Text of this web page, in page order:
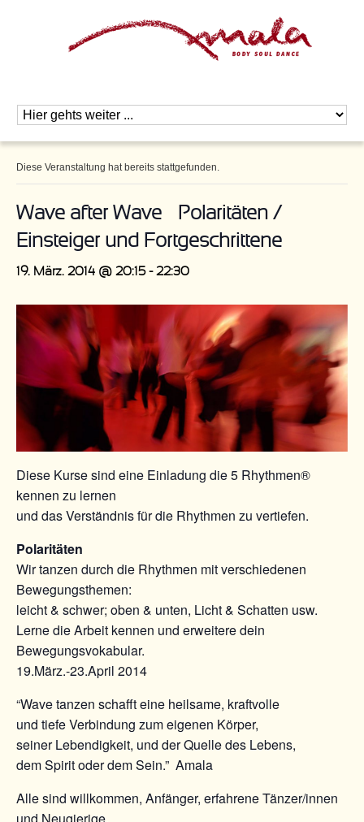
Diese Veranstaltung hat bereits stattgefunden.
Wave after Wave – Polaritäten /
Einsteiger und Fortgeschrittene
19. März. 2014 @ 20:15- 22:30
Diese Kurse sind eine Einladung die 5 Rhythmen®
kennen zu lernen
und das Verständnis für die Rhythmen zu vertiefen.
Polaritäten
Wir tanzen durch die Rhythmen mit verschiedenen
Bewegungsthemen:
leicht & schwer; oben & unten, Licht & Schatten usw.
Lerne die Arbeit kennen und erweitere dein
Bewegungsvokabular.
19.März.-23.April 2014
“Wave tanzen schafft eine heilsame, kraftvolle
und tiefe Verbindung zum eigenen Körper,
seiner Lebendigkeit, und der Quelle des Lebens,
dem Spirit oder dem Sein.” Amala
Alle sind willkommen, Anfänger, erfahrene Tänzer/innen
und Neugierige.